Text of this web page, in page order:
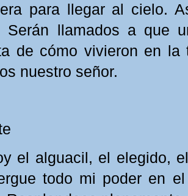
para llegar al cielo.
Serán llamados a que
de cómo vivieron en la
nuestro señor.
el alguacil, el elegido,
todo mi poder en